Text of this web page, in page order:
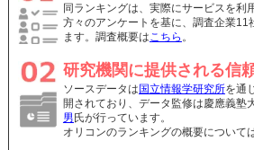
同ランキングは、実際にサービスを利
方々のアンケートを基に、調査企業11
ます。調査概要はこちら 。
研究機関に提供される信
ソースデータは 国立情報学研究所を通
開されており、データ監修は慶應義塾
男 氏が行っています。
オリコンのランキングの概要について